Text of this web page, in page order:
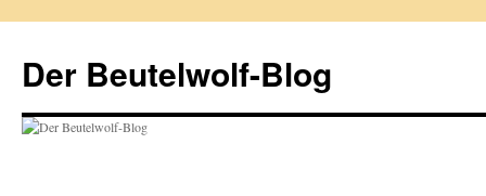
springen
Der Beutelwolf-Blog